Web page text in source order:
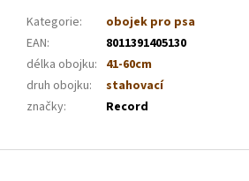
Kategorie:
obojek pro psa
EAN:
8011391405130
délka obojku: 41-60cm
druh obojku:
stahovací
značky: Record